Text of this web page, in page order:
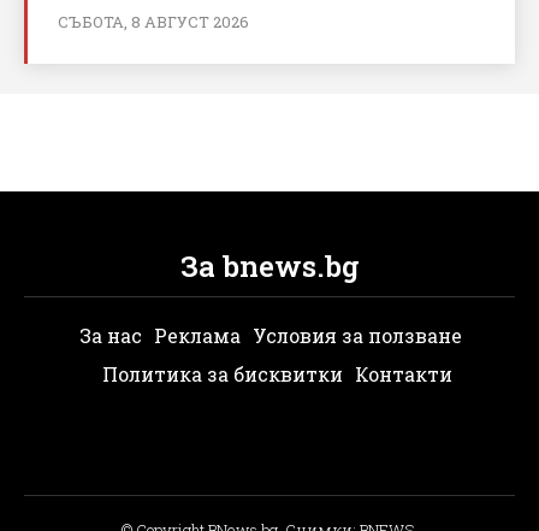
СЪБОТА, 8 АВГУСТ 2026
За bnews.bg
За нас Реклама Условия за ползване
Политика за бисквитки Контакти